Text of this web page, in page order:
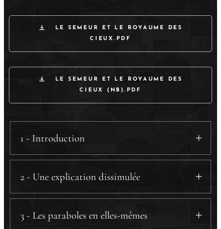
LE SEMEUR ET LE ROYAUME DES
CIEUX.PDF
LE SEMEUR ET LE ROYAUME DES
CIEUX (NB).PDF
1 - Introduction
2 - Une explication dissimulée
a) Premier interlude.
b) Deuxième interlude.
3 - Les paraboles en elles-mêmes